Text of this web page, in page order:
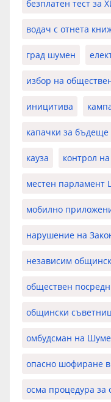
безплатен тест за
водач с отнета
град шумен
избор на
иницитива
капачки за бъдеще
кауза контрол
местен парламент
мобилно
нарушение на
независим
обществен
общински
омбудсман на
опасно шофиране
осма процедура за